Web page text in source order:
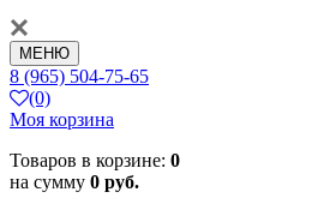
МЕНЮ
8 (965) 504-75-65
(0)
Моя корзина
Товаров в корзине: 0
на сумму 0 руб.